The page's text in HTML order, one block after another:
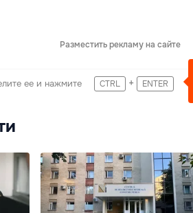
Разместить рекламу на сайте
ее и нажмите CTRL + ENTER